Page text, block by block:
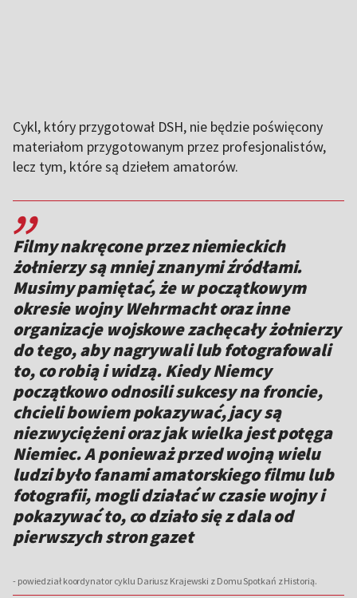
Cykl, który przygotował DSH, nie będzie poświęcony
materiałom przygotowanym przez profesjonalistów,
lecz tym, które są dziełem amatorów.
,,
Filmy nakręcone przez niemieckich
żołnierzy są mniej znanymi źródłami.
Musimy pamiętać, że w początkowym
okresie wojny Wehrmacht oraz inne
organizacje wojskowe zachęcały żołnierzy
do tego, aby nagrywali lub fotografowali
to, co robią i widzą. Kiedy Niemcy
początkowo odnosili sukcesy na froncie,
chcieli bowiem pokazywać, jacy są
niezwyciężeni oraz jak wielka jest potęga
Niemiec. A ponieważ przed wojną wielu
ludzi było fanami amatorskiego filmu lub
fotografii, mogli działać w czasie wojny i
pokazywać to, co działo się z dala od
pierwszych stron gazet
- powiedział koordynator cyklu Dariusz Krajewski z Domu Spotkań z Historią.